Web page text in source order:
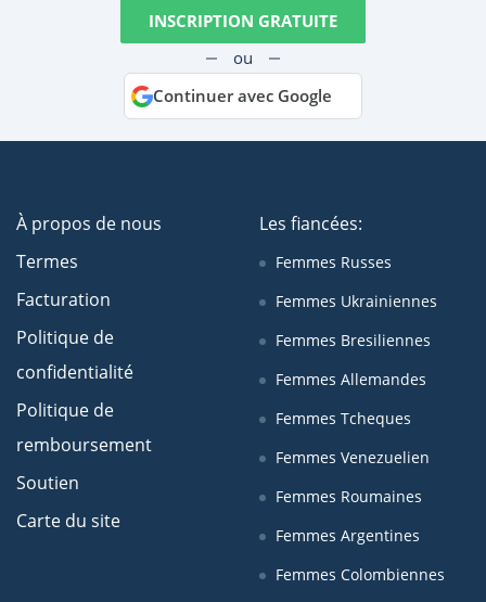
INSCRIPTION GRATUITE
ou
Continuer avec Google
À propos de nous
Termes
Facturation
Politique de
confidentialité
Politique de
remboursement
Soutien
Carte du site
Les fiancées:
Femmes Russes
Femmes Ukrainiennes
Femmes Bresiliennes
Femmes Allemandes
Femmes Tcheques
Femmes Venezuelien
Femmes Roumaines
Femmes Argentines
Femmes Colombiennes